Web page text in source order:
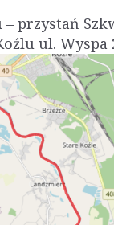
– przystań
ul. Wyspa